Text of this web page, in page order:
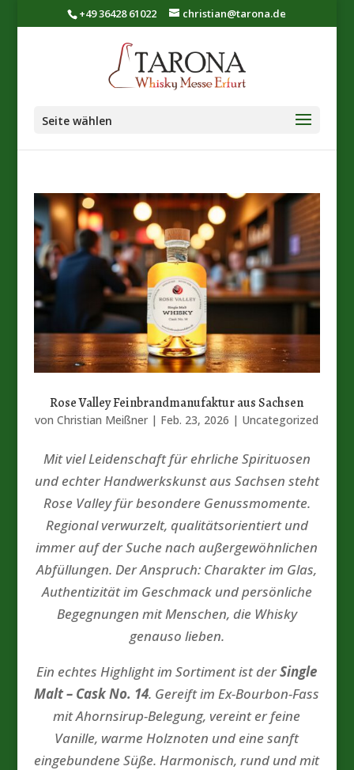
+49 36428 61022 christian@tarona.de
Seite wählen
Rose Valley Feinbrandmanufaktur aus Sachsen
vonChristian Meißner | Feb. 23, 2026 | Uncategorized
Mit viel Leidenschaft für ehrliche Spirituosen
und echter Handwerkskunst aus Sachsen steht
Rose Valley für besondere Genussmomente.
Regional verwurzelt, qualitätsorientiert und
immer auf der Suche nach außergewöhnlichen
Abfüllungen. Der Anspruch: Charakter im Glas,
Authentizität im Geschmack und persönliche
Begegnungen mit Menschen, die Whisky
genauso lieben.
Ein echtes Highlight im Sortiment ist derSingle
Malt – Cask No. 14. Gereift im Ex-Bourbon-Fass
mit Ahornsirup-Belegung, vereint er feine
Vanille, warme Holznoten und eine sanft
eingebundene Süße. Harmonisch, rund und mit